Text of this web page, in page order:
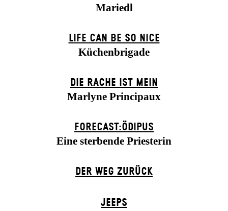
Mariedl
LIFE CAN BE SO NICE
Küchenbrigade
DIE RACHE IST MEIN
Marlyne Principaux
FORECAST:ÖDIPUS
Eine sterbende Priesterin
DER WEG ZU­RÜCK
JEEPS